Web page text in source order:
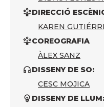
DIRECCIÓ
KAREN
COREOGRAFIA
ÀLEX SANZ
DISSENY DE SO:
CESC MOJICA
DISSENY DE LLUM: